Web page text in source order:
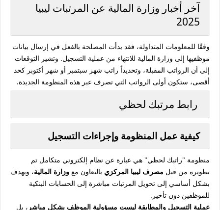
آخر أخبار وزارة المالية عن المرتبات ليبيا
2025
وفقًا للمعلومات المتداولة، فقد بدأت المصلحة بالفعل في إرسال بيانات
موظفيها إلى وزارة المالية للانتهاء من عملية التسجيل. وتشير التوقعات
إلى أن الرواتب المقبلة، وتحديداً راتب شهر سبتمبر أو شهر أكتوبر كحد
أقصى، ستكون أولى الرواتب التي تصرف عبر هذه المنظومة الجديدة.
رابط مرتبك لحظي
كيفية عمل المنظومة وإجراءات التسجيل
منظومة "راتبك لحظي" هي عبارة عن نظام إلكتروني متكامل تم
تطويره من قبل مصرف ليبيا المركزي بالتعاون مع وزارة المالية، ويهدف
بشكل أساسي إلى تحويل المرتبات مباشرة إلى الحسابات البنكية
للموظفين دون تأخير.
عملية التسجيل والمطابقة ليست مسؤولية الموظف بشكل مباشر ، بل